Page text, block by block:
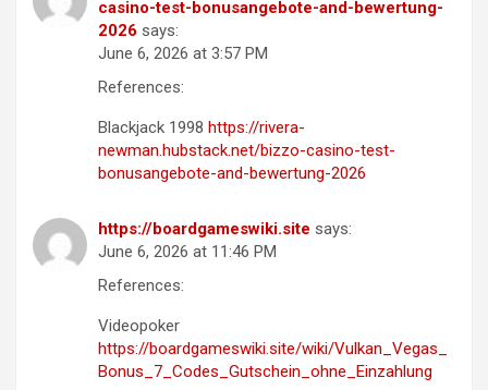
casino-test-bonusangebote-and-bewertung-
2026 says:
June 6, 2026 at 3:57 PM
References:
Blackjack 1998 https://rivera-
newman.hubstack.net/bizzo-casino-test-
bonusangebote-and-bewertung-2026
https://boardgameswiki.site says:
June 6, 2026 at 11:46 PM
References:
Videopoker
https://boardgameswiki.site/wiki/Vulkan_Vegas_
Bonus_7_Codes_Gutschein_ohne_Einzahlung